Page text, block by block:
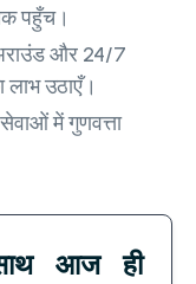
पहुँच।
और 24/7
उठाएँ।
में गुणवत्ता
आज ही